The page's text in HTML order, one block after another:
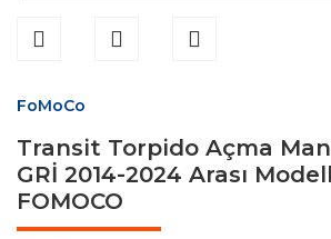
FoMoCo
Transit Torpido Açma
GRİ 2014-2024 Arası
FOMOCO